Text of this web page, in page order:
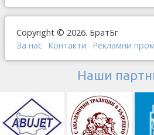
Copyright © 2026. БратБг
За нас Контакти Рекламни
Наши